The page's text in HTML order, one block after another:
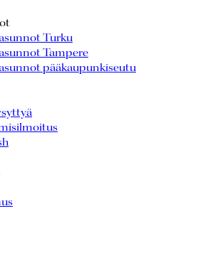
Turku
Tampere
pääkaupunkiseutu